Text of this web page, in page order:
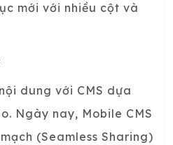
mới với nhiều cột và
dung với CMS dựa
Ngày nay, Mobile CMS
(Seamless Sharing)